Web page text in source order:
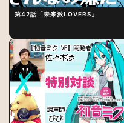
第42話「未来派LOVERS」